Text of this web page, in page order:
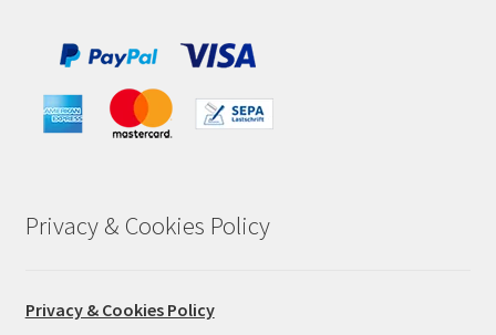
Privacy & Cookies Policy
Privacy & Cookies Policy